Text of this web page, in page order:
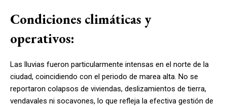
Condiciones climáticas y
operativos:
Las lluvias fueron particularmente intensas en el norte de la
ciudad, coincidiendo con el periodo de marea alta. No se
reportaron colapsos de viviendas, deslizamientos de tierra,
vendavales ni socavones, lo que refleja la efectiva gestión de